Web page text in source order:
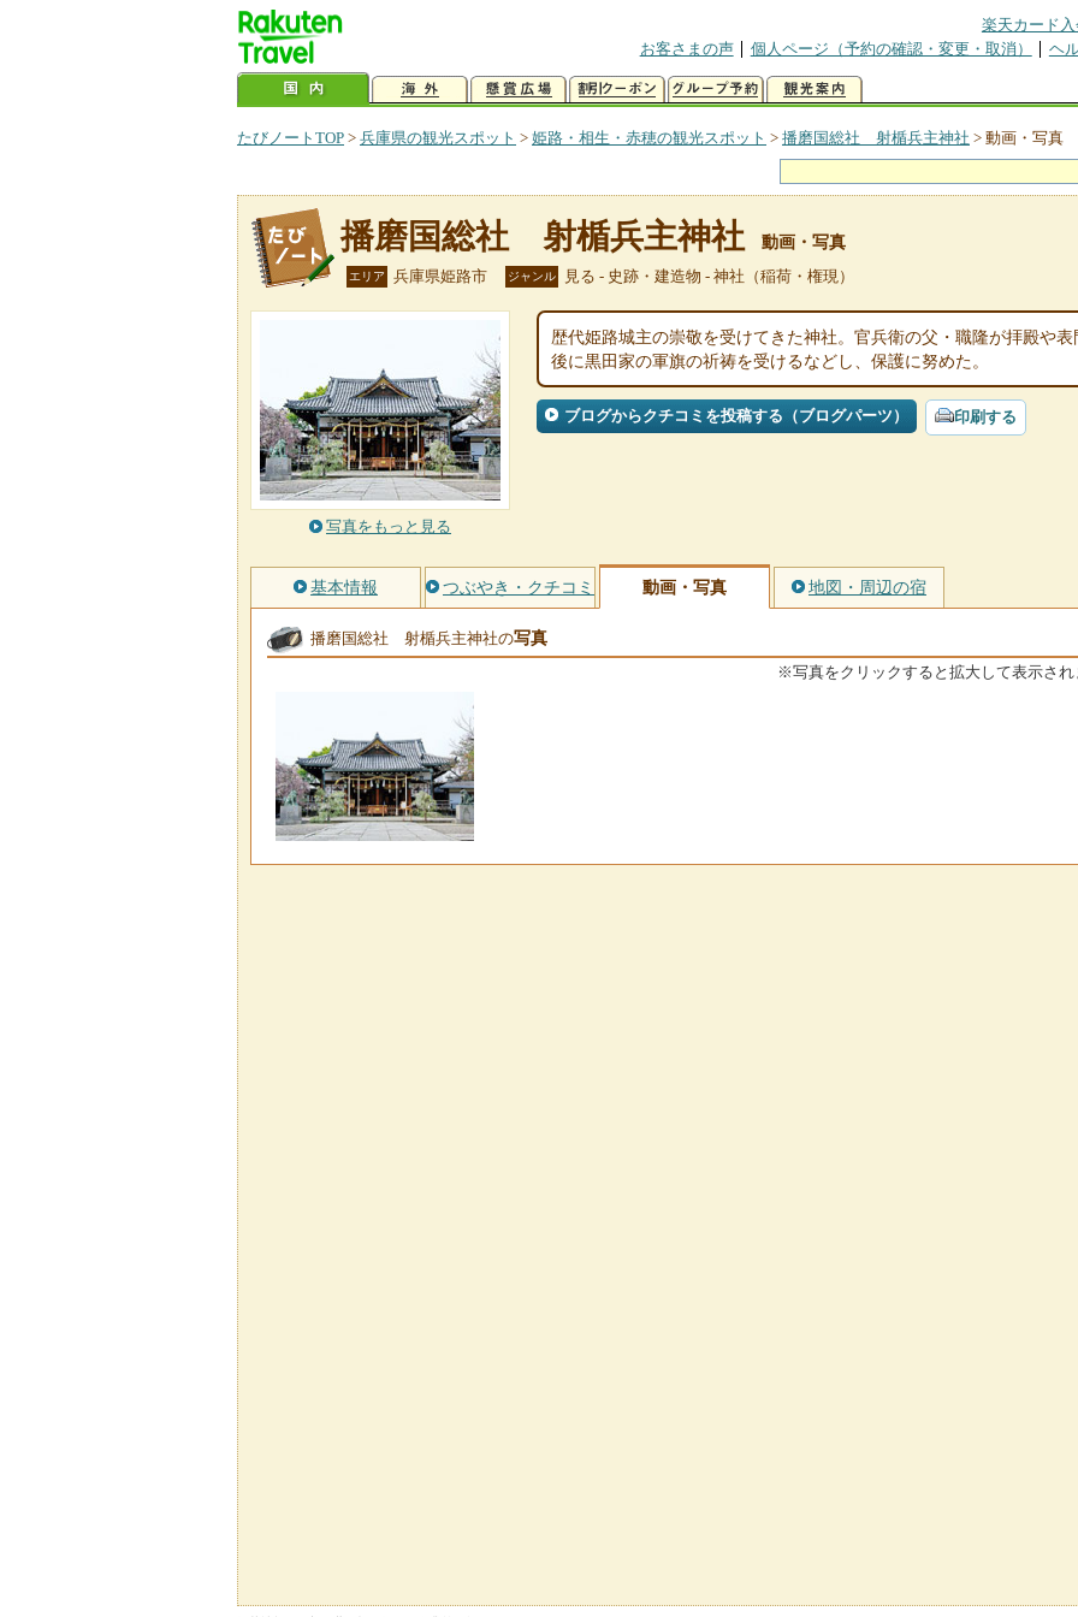
楽天カード
お客さまの声
個人ページ（予約の確認・変更・取消） ヘ
たびノートTOP > 兵庫県の観光スポット > 姫路・相生・赤穂の観光スポット > 播磨国総社 射楯兵主神社 > 動画・写真
播磨国総社 射楯兵主神社 動画・写真
エリア 兵庫県姫路市 ジャンル 見る - 史跡・建造物 - 神社（稲荷・権現）
写真をもっと見る
歴代姫路城主の崇敬を受けてきた神社。官兵衛の父・職隆が拝殿や
後に黒田家の軍旗の祈祷を受けるなどし、保護に努めた。
ブログからクチコミを投稿する（ブログパーツ） 印刷する
基本情報 つぶやき・クチコミ 動画・写真 地図・周辺の宿
播磨国総社 射楯兵主神社の写真
※写真をクリックすると拡大して表示され